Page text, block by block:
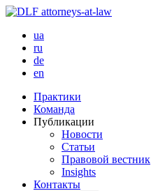
ua
ru
de
en
Практики
Команда
Публикации
Новости
Статьи
Правовой вестник
Insights
Контакты